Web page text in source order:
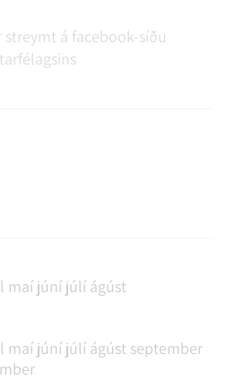
á facebook-síðu
maí júní júlí ágúst
maí júní júlí ágúst september